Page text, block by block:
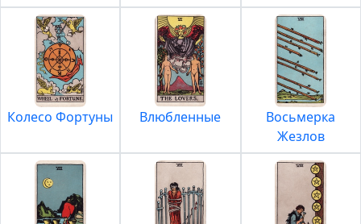
Колесо Фортуны Влюбленные
Восьмерка
Жезлов